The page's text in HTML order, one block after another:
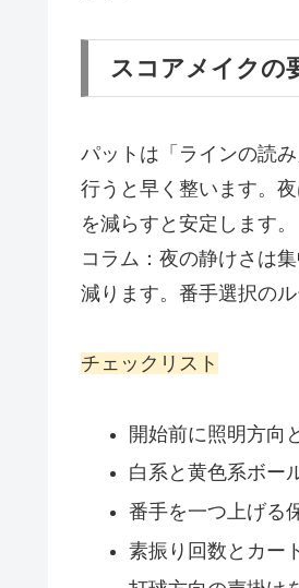
スコアメイクの
パットは「ラインの読
行うと早く整います。
を減らすと安定します。
コラム：夜の静けさは
減ります。番手選択の
チェックリスト
開始前に照明方向
白系と黄色系ボー
番手を一つ上げる
素振り回数とカー